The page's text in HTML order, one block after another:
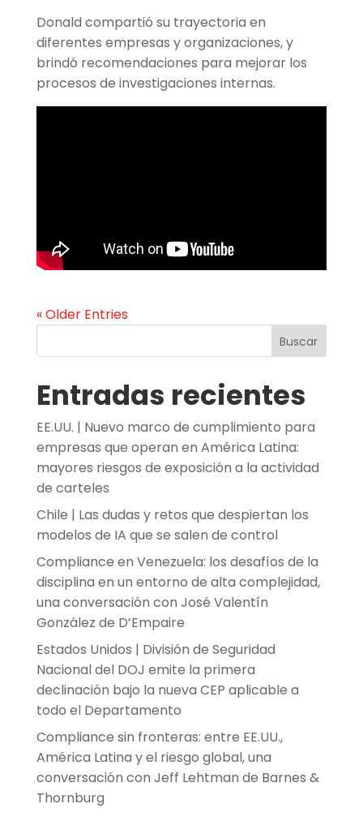
Donald compartió su trayectoria en
diferentes empresas y organizaciones, y
brindó recomendaciones para mejorar los
procesos de investigaciones internas.
« Older Entries
Buscar
Entradas recientes
EE.UU. | Nuevo marco de cumplimiento para
empresas que operan en América Latina:
mayores riesgos de exposición a la actividad
de carteles
Chile | Las dudas y retos que despiertan los
modelos de IA que se salen de control
Compliance en Venezuela: los desafíos de la
disciplina en un entorno de alta complejidad,
una conversación con José Valentín
González de D’Empaire
Estados Unidos | División de Seguridad
Nacional del DOJ emite la primera
declinación bajo la nueva CEP aplicable a
todo el Departamento
Compliance sin fronteras: entre EE.UU.,
América Latina y el riesgo global, una
conversación con Jeff Lehtman de Barnes &
Thornburg